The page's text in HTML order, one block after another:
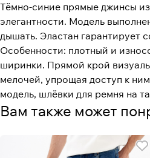
Тёмно-синие прямые джинсы
элегантности. Модель
дышать. Эластан гарантирует
Особенности: плотный и
ширинки. Прямой крой
мелочей, упрощая доступ к
модель, шлёвки для ремня на
Вам также может